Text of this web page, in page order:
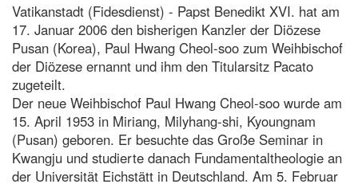
Vatikanstadt (Fidesdienst) - Papst Benedikt XVI. hat am
17. Januar 2006 den bisherigen Kanzler der Diözese
Pusan (Korea), Paul Hwang Cheol-soo zum Weihbischof
der Diözese ernannt und ihm den Titularsitz Pacato
zugeteilt.
Der neue Weihbischof Paul Hwang Cheol-soo wurde am
15. April 1953 in Miriang, Milyhang-shi, Kyoungnam
(Pusan) geboren. Er besuchte das Große Seminar in
Kwangju und studierte danach Fundamentaltheologie an
der Universität Eichstätt in Deutschland. Am 5. Februar